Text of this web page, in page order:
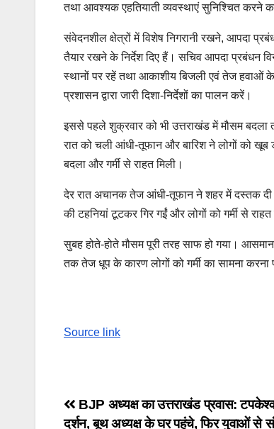
तथा आवश्यक एहतियाती व्यवस्थाएं सुनिश्चित करने
संवेदनशील क्षेत्रों में विशेष निगरानी रखने, आपदा
तैयार रखने के निर्देश दिए हैं। सचिव आपदा प्रबंधन
स्थानों पर रहें तथा आकाशीय बिजली एवं तेज हवाओं
प्रशासन द्वारा जारी दिशा-निर्देशों का पालन करें।
इससे पहले शुक्रवार को भी उत्तराखंड में मौसम
रात को चली आंधी-तूफान और बारिश ने लोगों को खूब
बदला और गर्मी से राहत मिली।
देर रात अचानक तेज आंधी-तूफान ने शहर में दस्तक
की टहनियां टूटकर गिर गईं और लोगों को गर्मी से
सुबह होते-होते मौसम पूरी तरह साफ हो गया।
तक तेज धूप के कारण लोगों को गर्मी का सामना
Source link
Post
BJP अध्यक्ष का उत्तराखंड प्रवास:
दर्शन, बूथ अध्यक्ष के घर पहुंचे, फिर युवाओं से